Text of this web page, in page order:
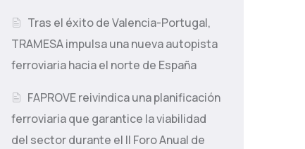
Tras el éxito de Valencia-Portugal,
TRAMESA impulsa una nueva autopista
ferroviaria hacia el norte de España
FAPROVE reivindica una planificación
ferroviaria que garantice la viabilidad
del sector durante el II Foro Anual de